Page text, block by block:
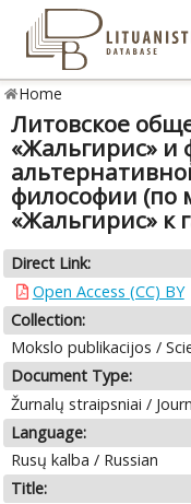
Home
Литовское
«Жальгирис»
философии (по
«Жальгирис» к
Direct Link:
Open Access (CC) BY
Collection:
Mokslo publikacijos /
Document Type:
Žurnalų straipsniai /
Language:
Rusų kalba / Russian
Title: